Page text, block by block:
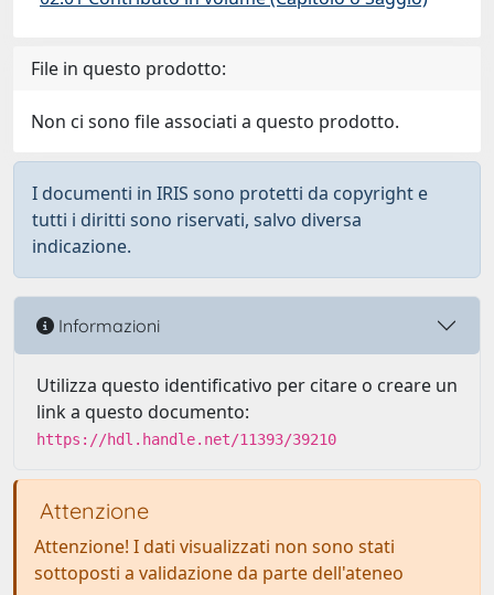
File in questo prodotto:
Non ci sono file associati a questo prodotto.
I documenti in IRIS sono protetti da copyright e
tutti i diritti sono riservati, salvo diversa
indicazione.
Informazioni
Utilizza questo identificativo per citare o creare un
link a questo documento:
https://hdl.handle.net/11393/39210
Attenzione
Attenzione! I dati visualizzati non sono stati
sottoposti a validazione da parte dell'ateneo